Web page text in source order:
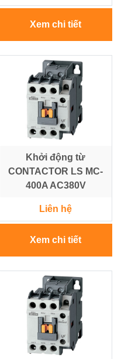
Xem chi tiết
Khởi động từ
CONTACTOR LS MC-
400A AC380V
Liên hệ
Xem chi tiết